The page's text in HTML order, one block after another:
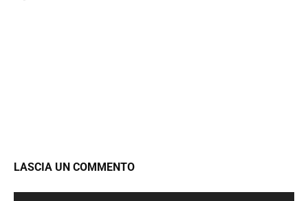
LASCIA UN COMMENTO